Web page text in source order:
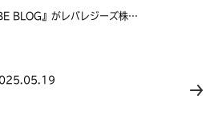
BLOG』がレバレジーズ株式